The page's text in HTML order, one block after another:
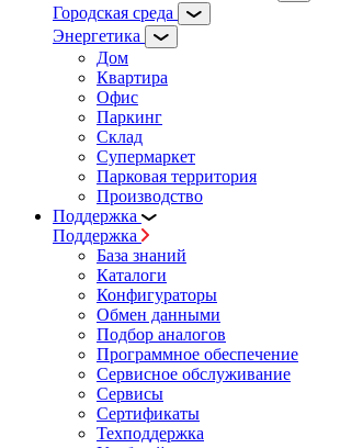
Городская среда
Энергетика
Дом
Квартира
Офис
Паркинг
Склад
Супермаркет
Парковая территория
Производство
Поддержка
Поддержка
База знаний
Каталоги
Конфигураторы
Обмен данными
Подбор аналогов
Программное обеспечение
Сервисное обслуживание
Сервисы
Сертификаты
Техподдержка